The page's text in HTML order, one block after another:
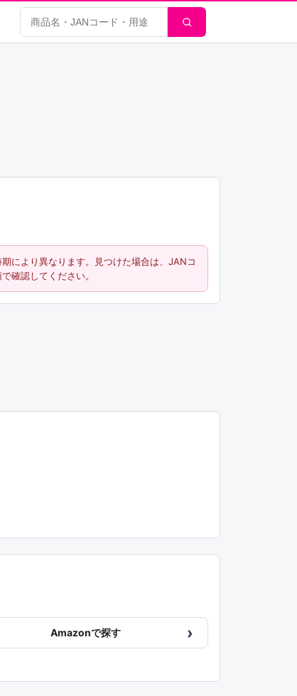
商品検索
により異なります。見つけた場合は、JANコ
確認してください。
Amazonで探す ›